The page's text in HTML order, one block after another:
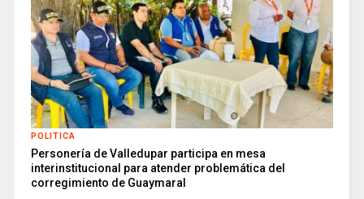
POLITICA
Personería de Valledupar participa en mesa
interinstitucional para atender problemática del
corregimiento de Guaymaral